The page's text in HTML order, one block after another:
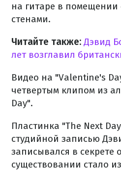
на гитаре в помещении
стенами.
Читайте также: Дэвид
лет возглавил
Видео на "Valentine's
четвертым клипом из
Day".
Пластинка "The Next
студийной записью
записывался в секрете
существовании стало